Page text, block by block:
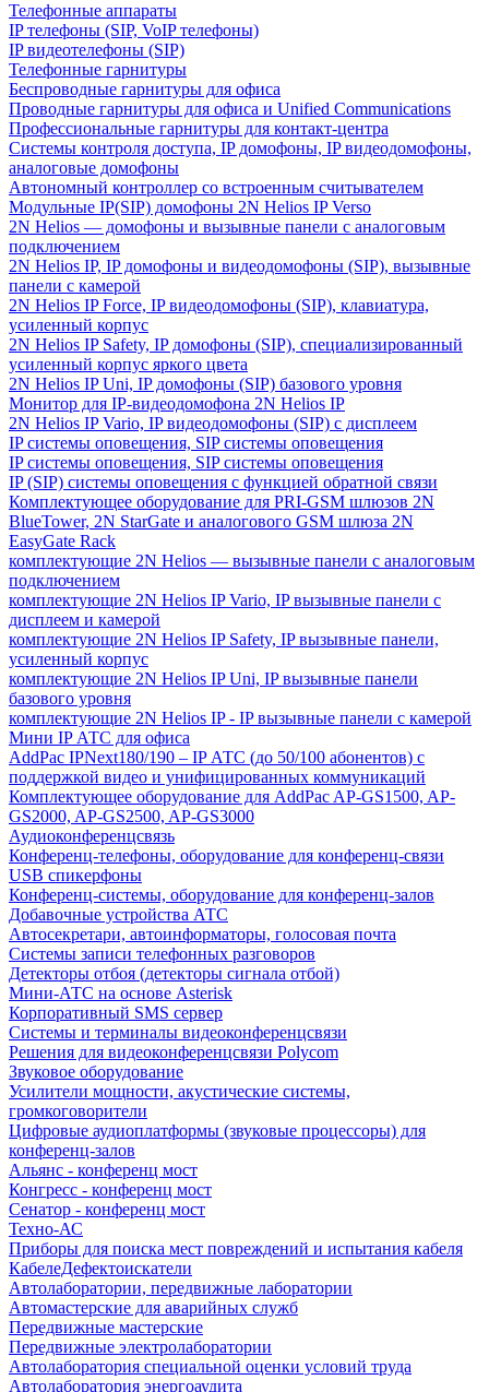
Телефонные аппараты
IP телефоны (SIP, VoIP телефоны)
IP видеотелефоны (SIP)
Телефонные гарнитуры
Беспроводные гарнитуры для офиса
Проводные гарнитуры для офиса и Unified Communications
Профессиональные гарнитуры для контакт-центра
Системы контроля доступа, IP домофоны, IP видеодомофоны,
аналоговые домофоны
Автономный контроллер со встроенным считывателем
Модульные IP(SIP) домофоны 2N Helios IP Verso
2N Helios — домофоны и вызывные панели с аналоговым
подключением
2N Helios IP, IP домофоны и видеодомофоны (SIP), вызывные
панели с камерой
2N Helios IP Force, IP видеодомофоны (SIP), клавиатура,
усиленный корпус
2N Helios IP Safety, IP домофоны (SIP), специализированный
усиленный корпус яркого цвета
2N Helios IP Uni, IP домофоны (SIP) базового уровня
Монитор для IP-видеодомофона 2N Helios IP
2N Helios IP Vario, IP видеодомофоны (SIP) с дисплеем
IP системы оповещения, SIP системы оповещения
IP системы оповещения, SIP системы оповещения
IP (SIP) системы оповещения с функцией обратной связи
Комплектующее оборудование для PRI-GSM шлюзов 2N
BlueTower, 2N StarGate и аналогового GSM шлюза 2N
EasyGate Rack
комплектующие 2N Helios — вызывные панели с аналоговым
подключением
комплектующие 2N Helios IP Vario, IP вызывные панели с
дисплеем и камерой
комплектующие 2N Helios IP Safety, IP вызывные панели,
усиленный корпус
комплектующие 2N Helios IP Uni, IP вызывные панели
базового уровня
комплектующие 2N Helios IP - IP вызывные панели с камерой
Мини IP АТС для офиса
AddPac IPNext180/190 – IP АТС (до 50/100 абонентов) с
поддержкой видео и унифицированных коммуникаций
Комплектующее оборудование для AddPac AP-GS1500, AP-
GS2000, AP-GS2500, AP-GS3000
Аудиоконференцсвязь
Конференц-телефоны, оборудование для конференц-связи
USB спикерфоны
Конференц-системы, оборудование для конференц-залов
Добавочные устройства АТС
Автосекретари, автоинформаторы, голосовая почта
Системы записи телефонных разговоров
Детекторы отбоя (детекторы сигнала отбой)
Мини-АТС на основе Asterisk
Корпоративный SMS сервер
Системы и терминалы видеоконференцсвязи
Решения для видеоконференцсвязи Polycom
Звуковое оборудование
Усилители мощности, акустические системы,
громкоговорители
Цифровые аудиоплатформы (звуковые процессоры) для
конференц-залов
Альянс - конференц мост
Конгресс - конференц мост
Сенатор - конференц мост
Техно-АС
Приборы для поиска мест повреждений и испытания кабеля
КабелеДефектоискатели
Автолаборатории, передвижные лаборатории
Автомастерские для аварийных служб
Передвижные мастерские
Передвижные электролаборатории
Автолаборатория специальной оценки условий труда
Автолаборатория энергоаудита